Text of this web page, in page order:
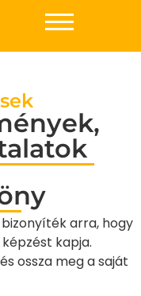
bizonyíték arra, hogy
kapja.
ossza meg a saját